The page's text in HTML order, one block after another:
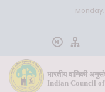
Monday,
भारतीय वानिकी
Indian Council